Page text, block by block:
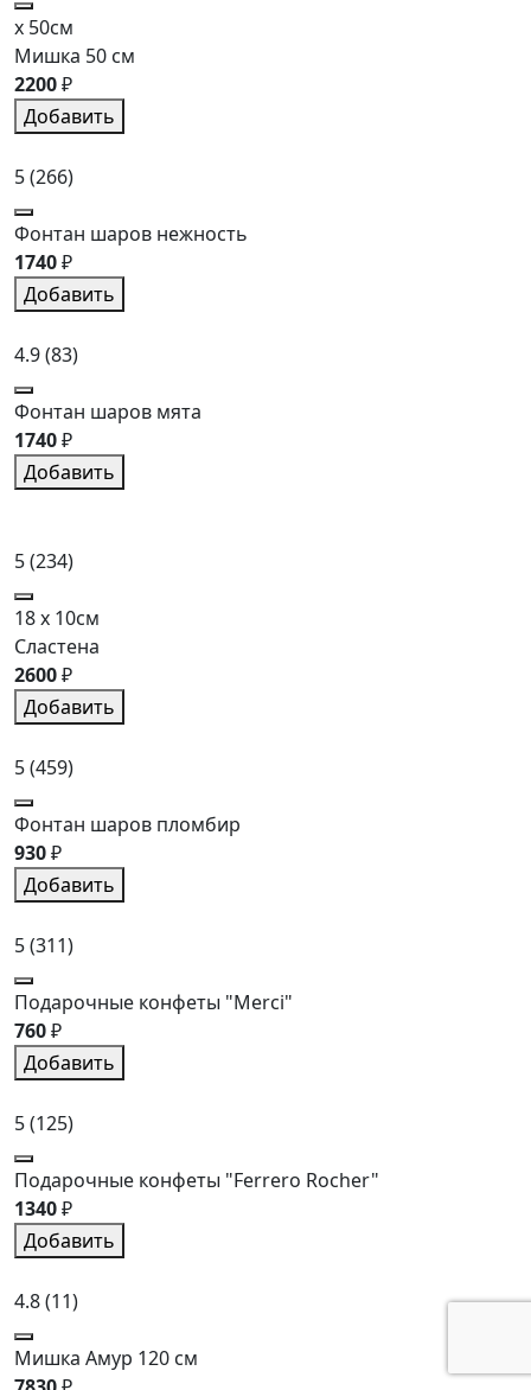
x 50см
Мишка 50 см
2200₽
Добавить
5(266)
Фонтан шаров нежность
1740₽
Добавить
4.9(83)
Фонтан шаров мята
1740₽
Добавить
5(234)
18 x 10см
Сластена
2600₽
Добавить
5(459)
Фонтан шаров пломбир
930₽
Добавить
5(311)
Подарочные конфеты "Merci"
760₽
Добавить
5(125)
Подарочные конфеты "Ferrero Rocher"
1340₽
Добавить
4.8(11)
Мишка Амур 120 см